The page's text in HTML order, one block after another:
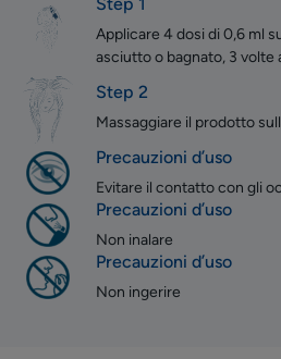
Applicare 4 dosi di 0,6 ml
asciutto o bagnato, 3 volte
Step 2
Massaggiare il prodotto
Precauzioni d’uso
Evitare il contatto con gli
Precauzioni d’uso
Non inalare
Precauzioni d’uso
Non ingerire